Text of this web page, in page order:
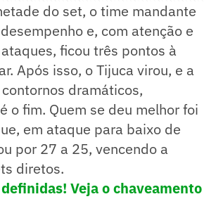
do set, o time mandante
e, com atenção e
ficou três pontos à
Após isso, o Tijuca virou, e a
dramáticos,
o fim. Quem se deu melhor foi
em ataque para baixo de
por 27 a 25, vencendo a
diretos.
Veja o chaveamento